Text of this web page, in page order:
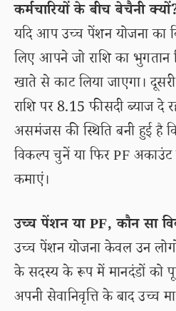
कर्मचारियों के बीच बेचैनी
यदि आप उच्च पेंशन योजना का
लिए आपने जो राशि का
खाते से काट लिया जाएगा।
राशि पर 8.15 फीसदी ब्याज दे
असमंजस की स्थिति बनी हुई है
विकल्प चुनें या फिर PF
कमाएं।
उच्च पेंशन या PF, कौन सा
उच्च पेंशन योजना केवल उन
के सदस्य के रूप में मानदंडों को
अपनी सेवानिवृत्ति के बाद उच्च